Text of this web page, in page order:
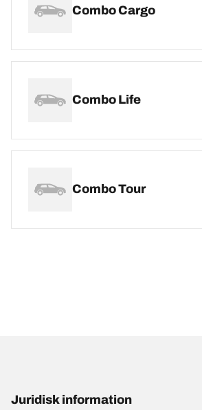
Combo Cargo
Combo Life
Combo Tour
Juridisk information